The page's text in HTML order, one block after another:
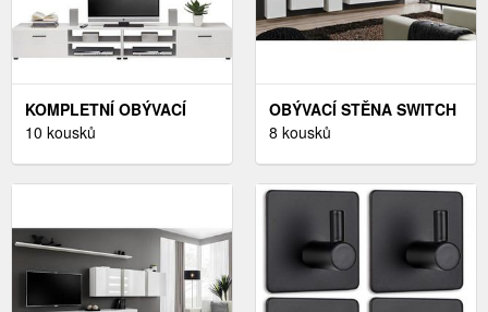
KOMPLETNÍ OBÝVACÍ
STĚNY
10 kousků
OBÝVACÍ STĚNA SWITCH
VI BÍLÝ
8 kousků